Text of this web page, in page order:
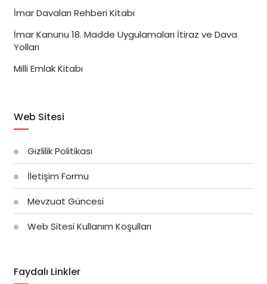
İmar Davaları Rehberi Kitabı
İmar Kanunu 18. Madde Uygulamaları İtiraz ve Dava
Yolları
Milli Emlak Kitabı
Web Sitesi
Gizlilik Politikası
İletişim Formu
Mevzuat Güncesi
Web Sitesi Kullanım Koşulları
Faydalı Linkler